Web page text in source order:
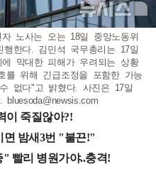
노사는 오는 18일 중앙노동위
한다. 김민석 국무총리는 17일
막대한 피해가 우려되는 상황
를 위해 긴급조정을 포함한 가능
없다"고 밝혔다. 사진은 17일
bluesoda@newsis.com